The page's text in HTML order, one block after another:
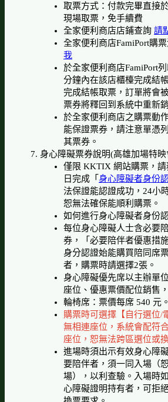
取票方式：付款完畢直接
現場取票，免手續費
全家便利商店店鋪查詢 請
全家便利商店FamiPort購
我
於全家便利商店FamiPort
分鐘內在該店櫃檯完成結
完成結帳取票，訂單將會
票券將釋回到系統中重新
於全家便利商店之購票動
能保證票券，請注意單憑
其票券。
身心障礙票券說明(高雄加場特映
僅限 KKTIX 網站購票，
日完成「 身心障礙者身份
法保證能認證成功，24小
恕無法確保能順利購票。
如何進行身心障礙者身份
每位身心障礙人士含必要
券，「必要陪伴者優惠措
身分認證始能購買陪同席
者，購票時請選擇2張。
身心障礙優先席以主辦單
座位、優惠票價配位銷售
輪椅席：票價每席 540 元。
購票時可選擇【自行選位/
無相連座位，系統會配符
座位，恕無法跨區選位或
進場時須出示有效身心障
要陪伴者，須一同入場（
場），以利查驗。入場時
心障礙證明持有者，可拒